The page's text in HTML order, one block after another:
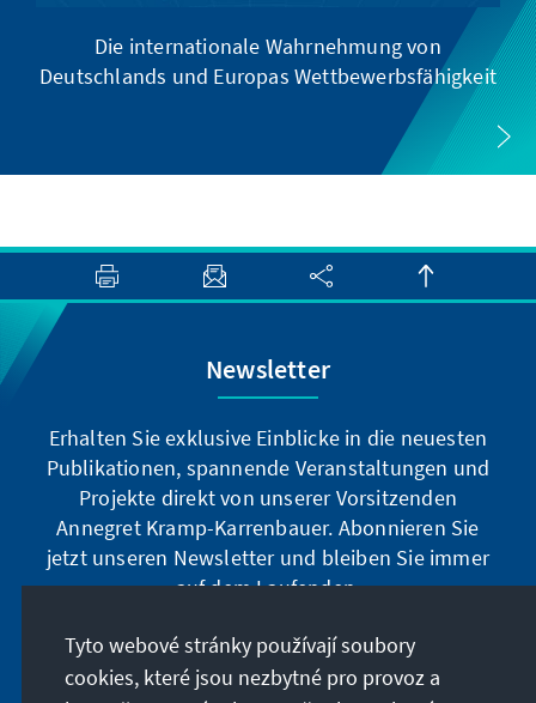
Die internationale Wahrnehmung von
Deutschlands und Europas Wettbewerbsfähigkeit
Newsletter
Erhalten Sie exklusive Einblicke in die neuesten
Publikationen, spannende Veranstaltungen und
Projekte direkt von unserer Vorsitzenden
Annegret Kramp-Karrenbauer. Abonnieren Sie
jetzt unseren Newsletter und bleiben Sie immer
auf dem Laufenden.
Jetzt abonnieren
Tyto webové stránky používají soubory
cookies, které jsou nezbytné pro provoz a